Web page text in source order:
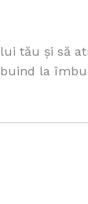
tău și să
la